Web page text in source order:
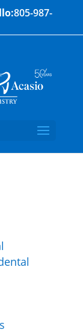
805-987-